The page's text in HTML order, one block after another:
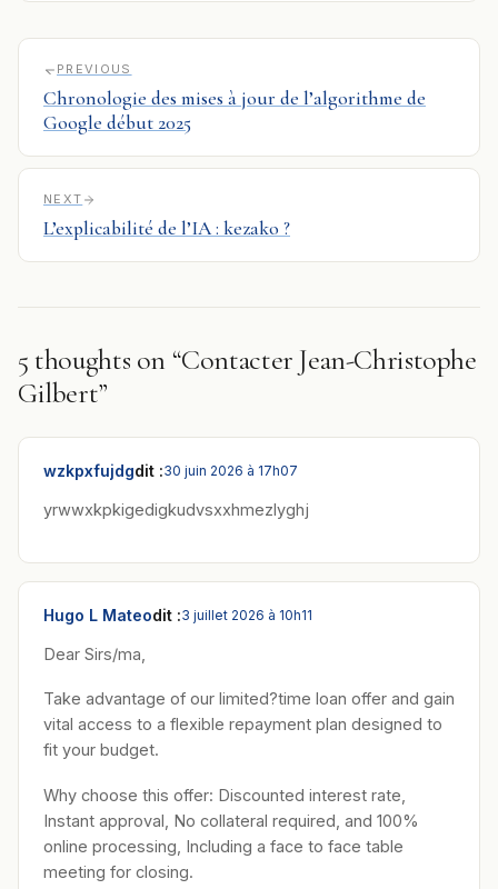
PREVIOUS
Chronologie des mises à jour de l’algorithme de
Google début 2025
NEXT
L’explicabilité de l’IA : kezako ?
5 thoughts on “Contacter Jean-Christophe
Gilbert”
wzkpxfujdgdit :30 juin 2026 à 17h07
yrwwxkpkigedigkudvsxxhmezlyghj
Hugo L Mateodit :3 juillet 2026 à 10h11
Dear Sirs/ma,
Take advantage of our limited?time loan offer and gain
vital access to a flexible repayment plan designed to
fit your budget.
Why choose this offer: Discounted interest rate,
Instant approval, No collateral required, and 100%
online processing, Including a face to face table
meeting for closing.